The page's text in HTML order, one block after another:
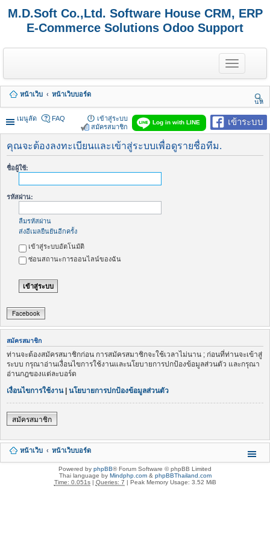
M.D.Soft Co.,Ltd. Software House CRM, ERP
E-Commerce Solutions Odoo Support
T
o
g
e
n
a
v
g
หน้าเว็บ
หน้าเว็บบอร์ด
นห
า
เมนูลัด
เข้าระบบ
Log in with LINE
FAQ
เข้าสู่ระบบ
สมัครสมาชิก
คุณจะต้องลงทะเบียนและเข้าสู่ระบบเพื่อดูรายชื่อทีม.
ชื่อผู้ใช้:
รหัสผ่าน:
ลืมรหัสผ่าน
ส่งอีเมลยืนยันอีกครั้ง
เข้าสู่ระบบอัตโนมัติ
ซ่อนสถานะการออนไลน์ของฉัน
Facebook
สมัครสมาชิก
ท่านจะต้องสมัครสมาชิกก่อน การสมัครสมาชิกจะใช้เวลาไม่นาน ; ก่อนที่ท่านจะเข้าสู่
ระบบ กรุณาอ่านเงื่อนไขการใช้งานและนโยบายการปกป้องข้อมูลส่วนตัว และกรุณา
อ่านกฎของแต่ละบอร์ด
เงื่อนไขการใช้งาน| นโยบายการปกป้องข้อมูลส่วนตัว
สมัครสมาชิก
หน้าเว็บ หน้าเว็บบอร์ด
Powered by phpBB® Forum Software © phpBB Limited
Thai language by Mindphp.com& phpBBThailand.com
Time: 0.051s| Queries: 7 | Peak Memory Usage: 3.52 MiB